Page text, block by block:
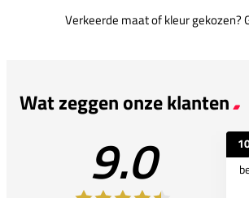
Verkeerde maat of kleur gekozen?
Wat zeggen onze klanten
9.0